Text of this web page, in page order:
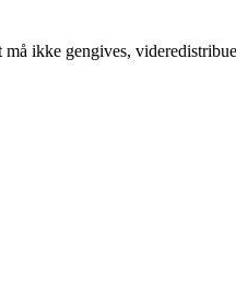
ikke gengives,